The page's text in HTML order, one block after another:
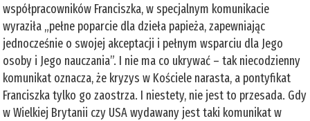
współpracowników Franciszka, w specjalnym komunikacie
wyraziła „pełne poparcie dla dzieła papieża, zapewniając
jednocześnie o swojej akceptacji i pełnym wsparciu dla Jego
osoby i Jego nauczania”. I nie ma co ukrywać – tak niecodzienny
komunikat oznacza, że kryzys w Kościele narasta, a pontyfikat
Franciszka tylko go zaostrza. I niestety, nie jest to przesada. Gdy
w Wielkiej Brytanii czy USA wydawany jest taki komunikat w